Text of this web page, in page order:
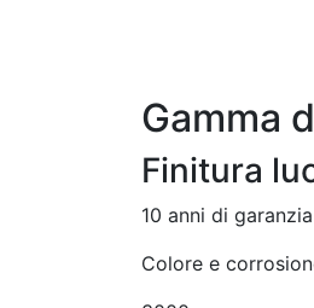
Gamma
Finitura
10 anni di garanzia
Colore e